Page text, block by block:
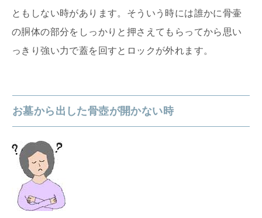
ともしない時があります。そういう時には誰かに骨壷
の胴体の部分をしっかりと押さえてもらってから思い
っきり強い力で蓋を回すとロックが外れます。
お墓から出した骨壺が開かない時